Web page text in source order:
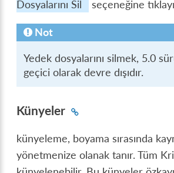
Dosyalarını Sil seçeneğine
Not
Yedek dosyalarını silmek, 5.0
geçici olarak devre dışıdır.
Künyeler
künyeleme, boyama sırasında
yönetmenize olanak tanır. Tüm